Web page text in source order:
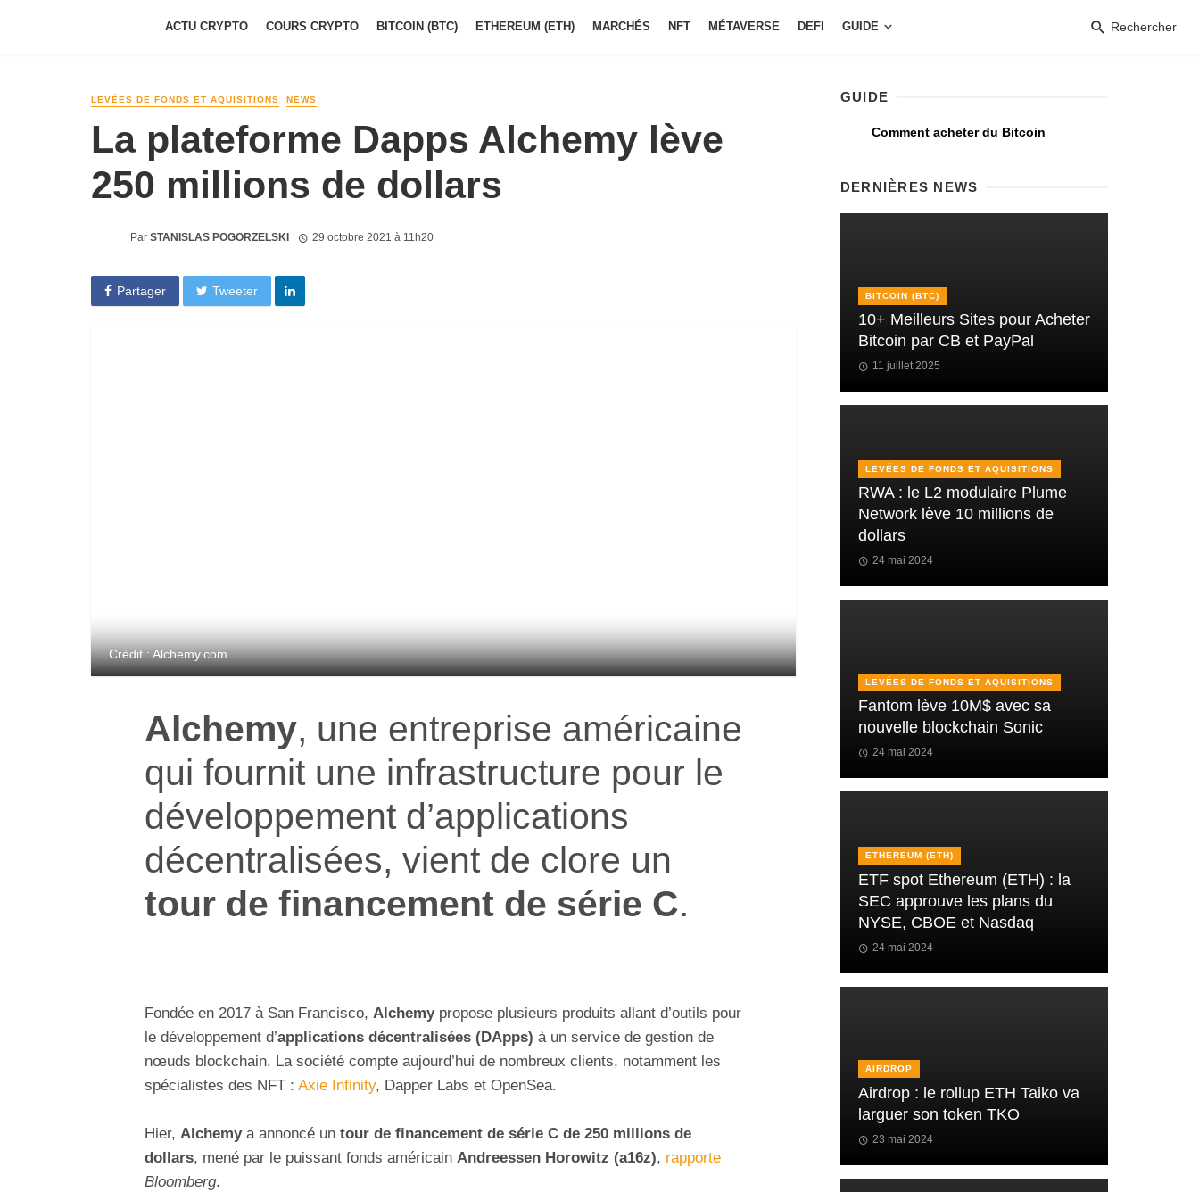
ACTU CRYPTO COURS CRYPTO BITCOIN (BTC) ETHEREUM (ETH) MARCHÉS NFT MÉTAVERSE DEFI GUIDE Rechercher
LEVÉES DE FONDS ET AQUISITIONS NEWS
La plateforme Dapps Alchemy lève
250 millions de dollars
Par STANISLAS POGORZELSKI 29 octobre 2021 à 11h20
Partager Tweeter
Crédit : Alchemy.com
Alchemy, une entreprise américaine
qui fournit une infrastructure pour le
développement d’applications
décentralisées, vient de clore un
tour de financement de série C.
Fondée en 2017 à San Francisco, Alchemypropose plusieurs produits allant d’outils pour
le développement d’applications décentralisées (DApps) à un service de gestion de
nœuds blockchain. La société compte aujourd’hui de nombreux clients, notamment les
spécialistes des NFT : Axie Infinity, Dapper Labs et OpenSea.
Hier, Alchemya annoncé un tour de financement de série C de 250 millions de
dollars, mené par le puissant fonds américain Andreessen Horowitz (a16z), rapporte
Bloomberg.
GUIDE
Comment acheter du Bitcoin
DERNIÈRES NEWS
BITCOIN (BTC)
10+ Meilleurs Sites pour Acheter
Bitcoin par CB et PayPal
11 juillet 2025
LEVÉES DE FONDS ET AQUISITIONS
RWA : le L2 modulaire Plume
Network lève 10 millions de
dollars
24 mai 2024
LEVÉES DE FONDS ET AQUISITIONS
Fantom lève 10M$ avec sa
nouvelle blockchain Sonic
24 mai 2024
ETHEREUM (ETH)
ETF spot Ethereum (ETH) : la
SEC approuve les plans du
NYSE, CBOE et Nasdaq
24 mai 2024
AIRDROP
Airdrop : le rollup ETH Taiko va
larguer son token TKO
23 mai 2024